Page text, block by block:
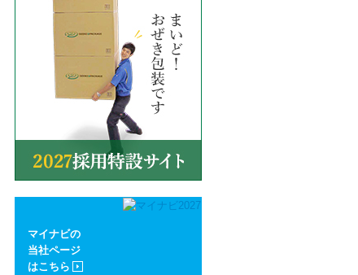
マイナビの
当社ページ
はこちら